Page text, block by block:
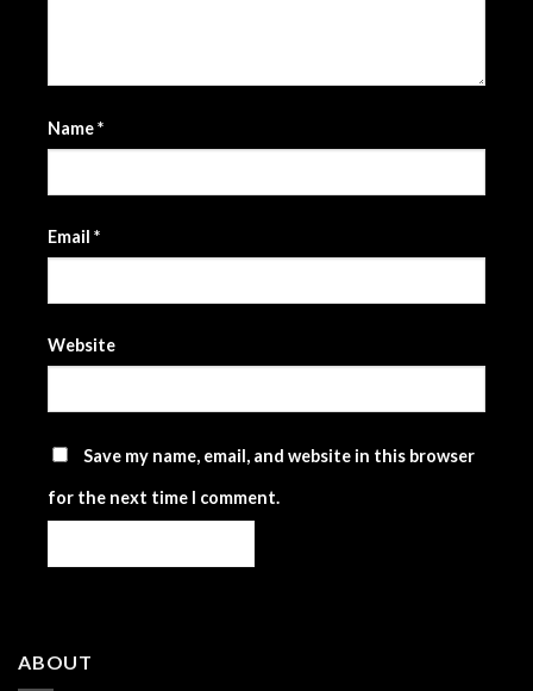
Name*
Email *
Website
Save my name, email, and website in this browser
for the next time I comment.
ABOUT